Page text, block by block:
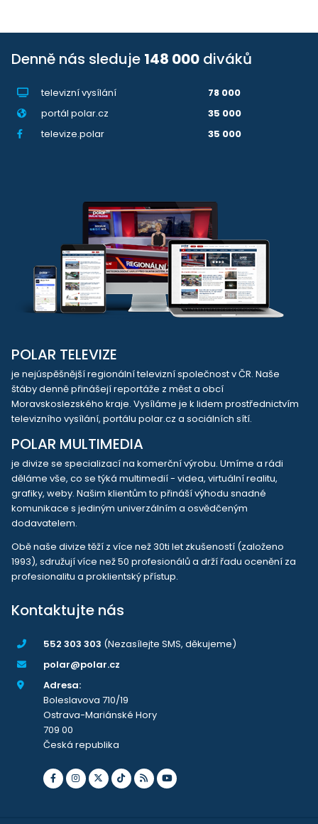
Denně nás sleduje 148 000 diváků
televizní vysílání
78 000
portál polar.cz
35 000
televize.polar
35 000
POLAR TELEVIZE
je nejúspěšnější regionální televizní společnost v ČR. Naše
štáby denně přinášejí reportáže z měst a obcí
Moravskoslezského kraje. Vysíláme je k lidem prostřednictvím
televizního vysílání, portálu polar.cz a sociálních sítí.
POLAR MULTIMEDIA
je divize se specializací na komerční výrobu. Umíme a rádi
děláme vše, co se týká multimedií - videa, virtuální realitu,
grafiky, weby. Našim klientům to přináší výhodu snadné
komunikace s jediným univerzálním a osvědčeným
dodavatelem.
Obě naše divize těží z více než 30ti let zkušeností (založeno
1993), sdružují více než 50 profesionálů a drží řadu ocenění za
profesionalitu a proklientský přístup.
Kontaktujte nás
552 303 303 (Nezasílejte SMS, děkujeme)
polar@polar.cz
Adresa:
Boleslavova 710/19
Ostrava-Mariánské Hory
709 00
Česká republika